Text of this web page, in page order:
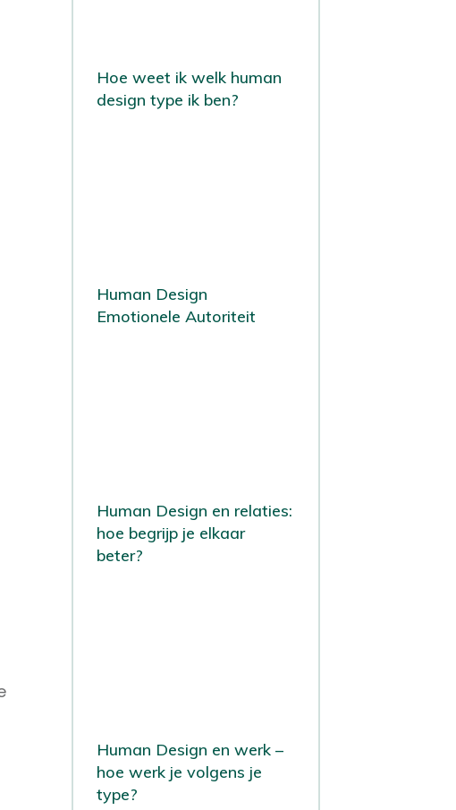
Hoe weet ik welk human
design type ik ben?
Human Design
Emotionele Autoriteit
Human Design en relaties:
hoe begrijp je elkaar
beter?
Human Design en werk –
hoe werk je volgens je
type?